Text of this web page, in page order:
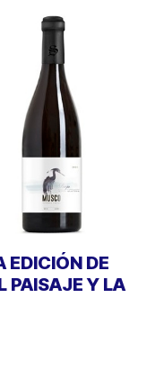
EDICIÓN DE
PAISAJE Y LA